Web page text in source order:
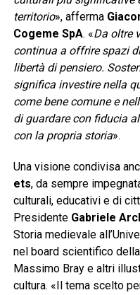
territorio», afferma
Cogeme SpA. «Da oltre
continua a offrire spazi
libertà di pensiero.
significa investire nella
come bene comune e
di guardare con fiducia
con la propria storia».
Una visione condivisa
ets, da sempre
culturali, educativi e di
Presidente Gabriele
Storia medievale
nel board scientifico
Massimo Bray e altri
cultura. «Il tema scelto